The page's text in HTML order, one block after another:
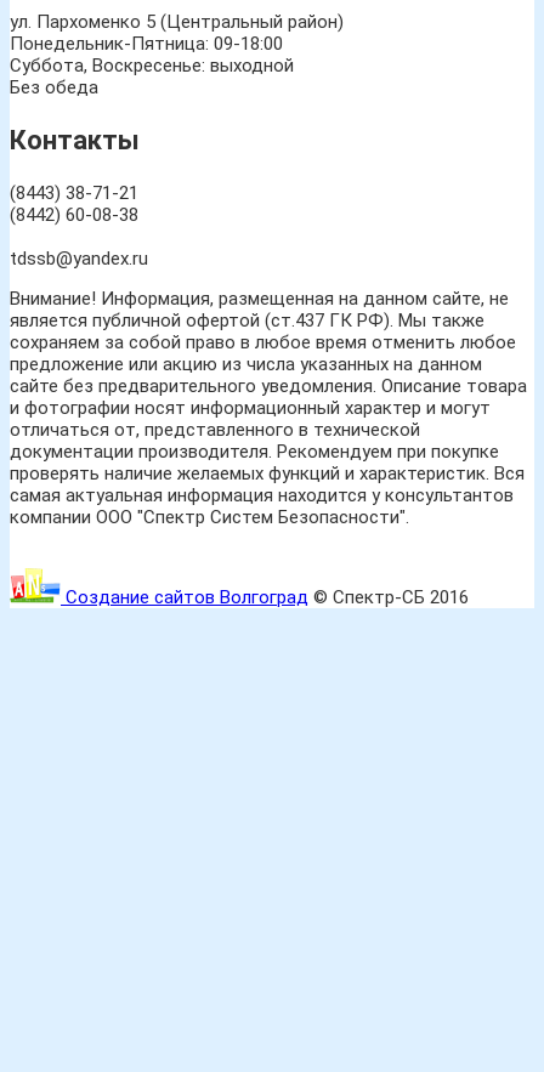
ул. Пархоменко 5 (Центральный район)
Понедельник-Пятница: 09-18:00
Суббота, Воскресенье: выходной
Без обеда
Контакты
(8443) 38-71-21
(8442) 60-08-38
tdssb@yandex.ru
Внимание! Информация, размещенная на данном сайте, не
является публичной офертой (ст.437 ГК РФ). Мы также
сохраняем за собой право в любое время отменить любое
предложение или акцию из числа указанных на данном
сайте без предварительного уведомления. Описание товара
и фотографии носят информационный характер и могут
отличаться от, представленного в технической
документации производителя. Рекомендуем при покупке
проверять наличие желаемых функций и характеристик. Вся
самая актуальная информация находится у консультантов
компании ООО "Спектр Систем Безопасности".
Создание сайтов Волгоград © Спектр-СБ 2016